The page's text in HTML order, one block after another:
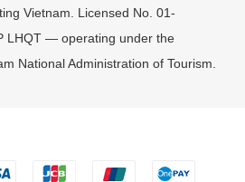
Vietnam. Licensed No. 01-
LHQT — operating under the
National Administration of Tourism.